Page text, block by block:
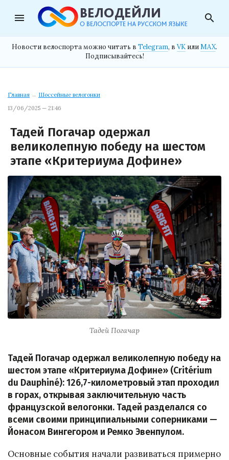
menu search
Новости велоспорта можно читать в Telegram, в VK илиMAX.
Подписывайтесь!
Главная → Шоссейные велогонки
13/06/2025 — 21:46
Тадей Погачар одержал
великолепную победу на шестом
этапе «Критериума Дофине»
Тадей Погачар
Тадей Погачар одержал великолепную победу на
шестом этапе «Критериума Дофине» (Critérium
du Dauphiné): 126,7-километровый этап проходил
в горах, открывая заключительную часть
французской велогонки. Тадей разделался со
всеми своими принципиальными соперниками —
Йонасом Вингегором и Ремко Эвенпулом.
Основные события начали развиваться примерно